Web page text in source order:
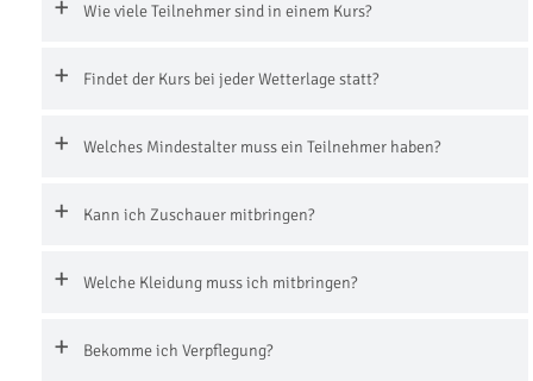
Wie viele Teilnehmer sind in einem Kurs?
Findet der Kurs bei jeder Wetterlage statt?
Welches Mindestalter muss ein Teilnehmer haben?
Kann ich Zuschauer mitbringen?
Welche Kleidung muss ich mitbringen?
Bekomme ich Verpflegung?